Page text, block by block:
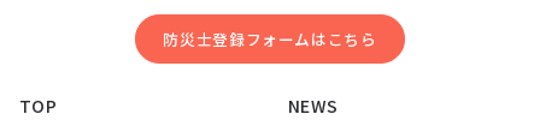
防災⼠登録フォームはこちら
TOP
NEWS